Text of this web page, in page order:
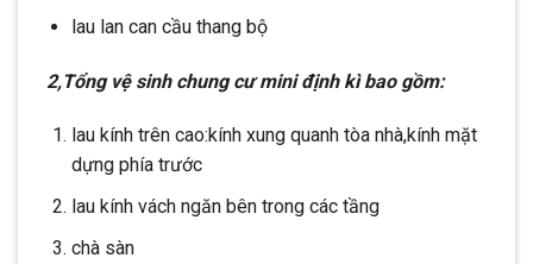
lau lan can cầu thang bộ
2,Tổng vệ sinh chung cư mini định kì bao gồm:
lau kính trên cao:kính xung quanh tòa nhà,kính mặt
dựng phía trước
lau kính vách ngăn bên trong các tầng
chà sàn